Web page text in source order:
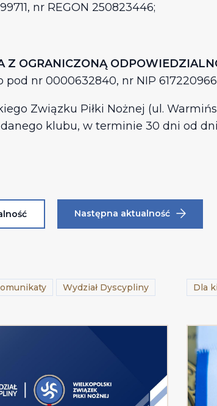
nr REGON 250823446;
Z OGRANICZONĄ
nr 0000632840, nr NIP
Związku Piłki Nożnej (ul.
klubu, w terminie 30 dni od
Następna aktualność
Wydział Dyscypliny Dla